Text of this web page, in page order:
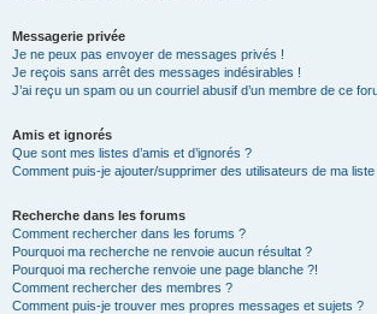
Messagerie privée
Je ne peux pas envoyer de messages privés !
Je reçois sans arrêt des messages indésirables !
J’ai reçu un spam ou un courriel abusif d’un membre de ce
Amis et ignorés
Que sont mes listes d’amis et d’ignorés ?
Comment puis-je ajouter/supprimer des utilisateurs de ma liste
Recherche dans les forums
Comment rechercher dans les forums ?
Pourquoi ma recherche ne renvoie aucun résultat ?
Pourquoi ma recherche renvoie une page blanche ?!
Comment rechercher des membres ?
Comment puis-je trouver mes propres messages et sujets ?